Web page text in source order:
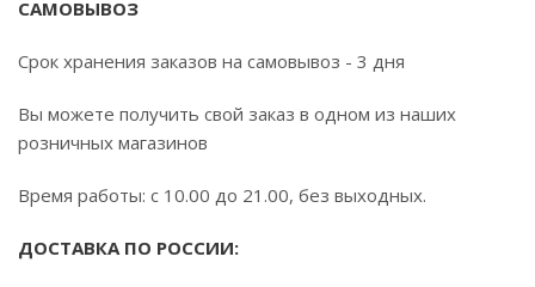
САМОВЫВОЗ
Срок хранения заказов на самовывоз - 3 дня
Вы можете получить свой заказ в одном из наших
розничных магазинов
Время работы: с 10.00 до 21.00, без выходных.
ДОСТАВКА ПО РОССИИ: